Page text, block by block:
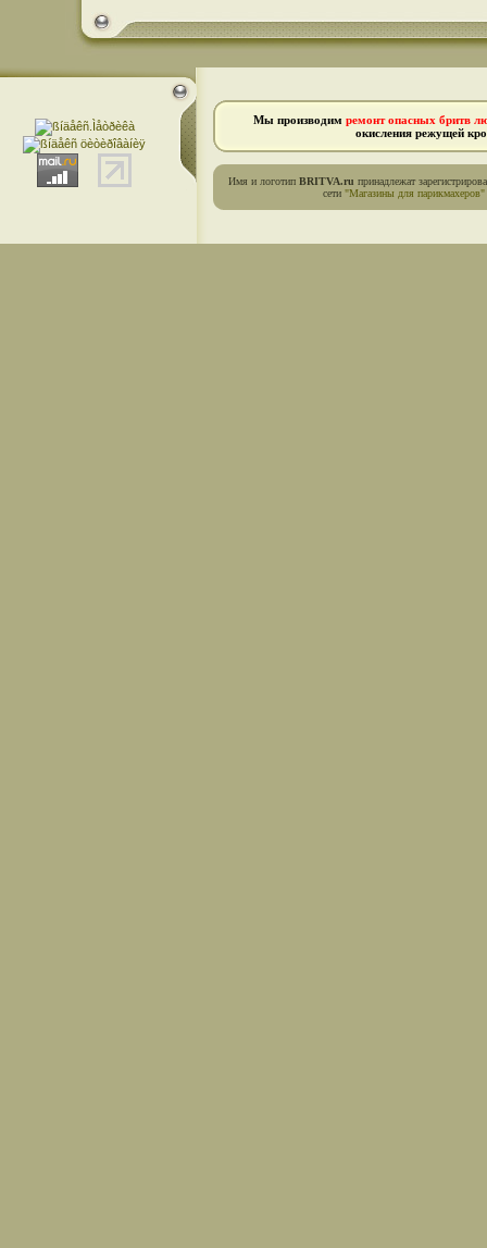
Мы производим ремонт опасных бритв
окисления режущей
Имя и логотип BRITVA.ru принадлежат
сети "Магазины для парикмахеров"